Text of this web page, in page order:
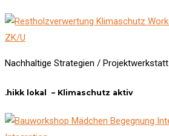
Nachhaltige Strategien / Projektwerkstatt
.hikk lokal – Klimaschutz aktiv